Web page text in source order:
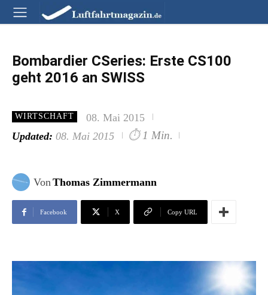
Bombardier CSeries: Erste CS100
geht 2016 an SWISS
WIRTSCHAFT
08. Mai 2015
Updated: 08. Mai 2015 ⏱ 1 Min.
VonThomas Zimmermann
Facebook X Copy URL